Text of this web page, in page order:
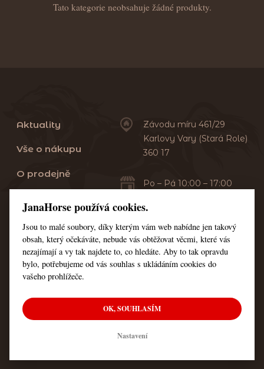
Tato kategorie neobsahuje žádné produkty.
Aktuality
Vše o nákupu
O prodejně
Servis
Kontakt
Nastavení cookies
Závodu míru 461/29
Karlovy Vary (Stará Role)
360 17
Po – Pá 10:00 – 17:00
+420 353 549 410
+420 608 444 378
© Všechna práva vyhrazena JanaHorse
JanaHorse používá cookies.
Jsou to malé soubory, díky kterým vám web nabídne jen takový
obsah, který očekáváte, nebude vás obtěžovat věcmi, které vás
nezajímají a vy tak najdete to, co hledáte. Aby to tak opravdu
bylo, potřebujeme od vás souhlas s ukládáním cookies do
vašeho prohlížeče.
OK, SOUHLASÍM
Nastavení